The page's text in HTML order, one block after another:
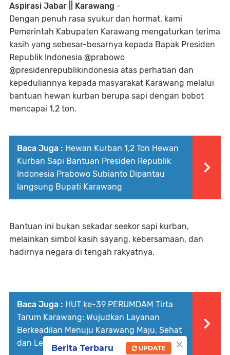
Aspirasi Jabar || Karawang -
Dengan penuh rasa syukur dan hormat, kami
Pemerintah Kabupaten Karawang mengaturkan terima
kasih yang sebesar-besarnya kepada Bapak Presiden
Republik Indonesia @prabowo
@presidenrepublikindonesia atas perhatian dan
kepeduliannya kepada masyarakat Karawang melalui
bantuan hewan kurban berupa sapi dengan bobot
mencapai 1,2 ton.
Baca Juga : Hewan Kurban 1,2 Ton Hewan
Kurban Sapi Bantuan Presiden Republik
Indonesia Prabowo Subianto Dipantau
langsung Bupati Karawang
Bantuan ini bukan sekadar seekor sapi kurban,
melainkan simbol kasih sayang, kebersamaan, dan
hadirnya negara di tengah rakyatnya.
Baca Juga : HUT ke-39 PERUMDAM Tirta
Tarum Karawang: Wujudkan Layanan
Berkeadilan Menuju Karawang Maju, Sehat
dan Lestari
×
Berita Terbaru UPDATE